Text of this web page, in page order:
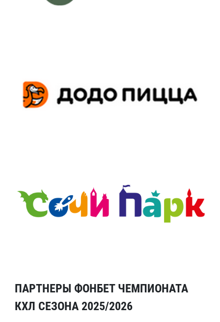
ПАРТНЕРЫ ФОНБЕТ ЧЕМПИОНАТА
КХЛ СЕЗОНА 2025/2026